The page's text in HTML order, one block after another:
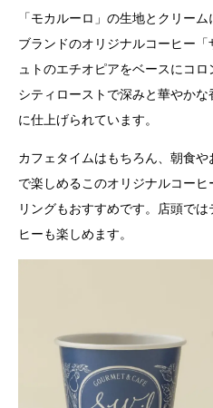
「モカルーロ」の生地とクリー
ブランドのオリジナルコーヒー
ュトのエチオピアをベースにコ
シティローストで深みと華やか
に仕上げられています。
カフェタイムはもちろん、朝食
で楽しめるこのオリジナルコー
リングもおすすめです。店頭で
ヒーも楽しめます。